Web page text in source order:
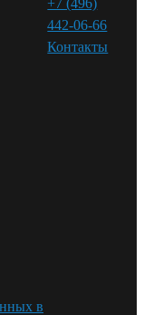
442-06-66
Контакты⁠
в